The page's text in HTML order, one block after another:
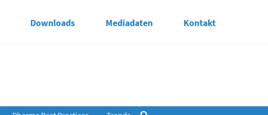
Downloads Mediadaten Kontakt